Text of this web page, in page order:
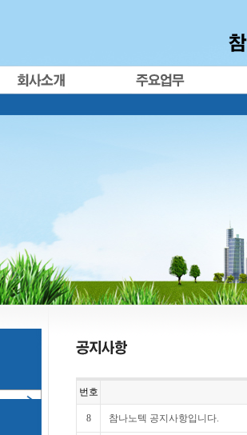
번호
8 참나노텍 공지사항입니다.